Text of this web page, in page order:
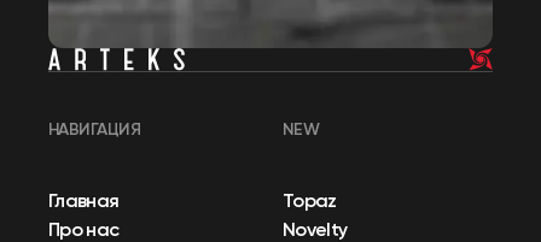
НАВИГАЦИЯ
Главная
Про нас
NEW
Topaz
Novelty